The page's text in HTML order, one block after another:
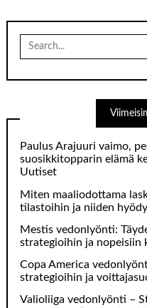
Search
for:
Paulus Arajuuri vaimo,
suosikkitopparin elämä
Uutiset
Miten maaliodottama
tilastoihin ja niiden
Mestis vedonlyönti:
strategioihin ja nopeisiin
Copa America
strategioihin ja
Valioliiga vedonlyönti –